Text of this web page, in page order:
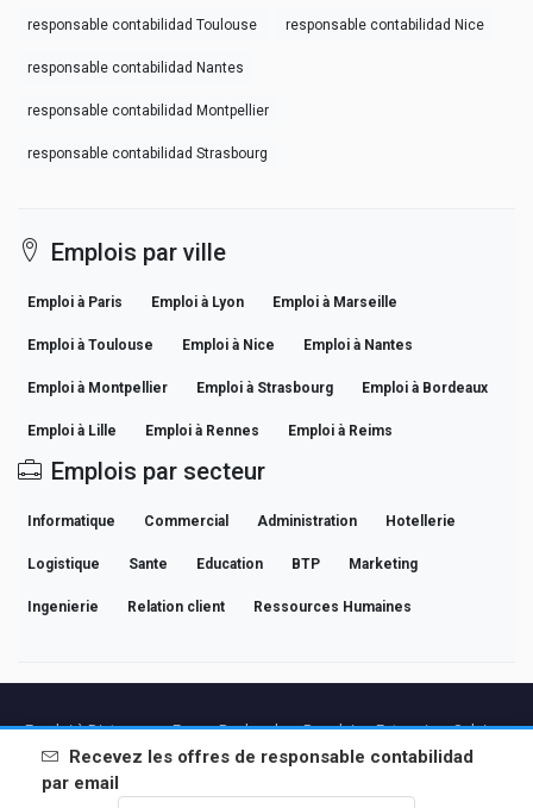
responsable contabilidad Toulouse responsable contabilidad Nice
responsable contabilidad Nantes
responsable contabilidad Montpellier
responsable contabilidad Strasbourg
Emplois par ville
Emploi à Paris Emploi à Lyon Emploi à Marseille
Emploi à Toulouse Emploi à Nice Emploi à Nantes
Emploi à Montpellier Emploi à Strasbourg Emploi à Bordeaux
Emploi à Lille Emploi à Rennes Emploi à Reims
Emplois par secteur
Informatique Commercial Administration Hotellerie
Logistique Sante Education BTP Marketing
Ingenierie Relation client Ressources Humaines
Recevez les offres de responsable contabilidad
par email
Emploi à Distance en FranceRecherches PopulairesEntreprisesSalaires
Guides de Carrière ProfessionnelleParcourir les offres